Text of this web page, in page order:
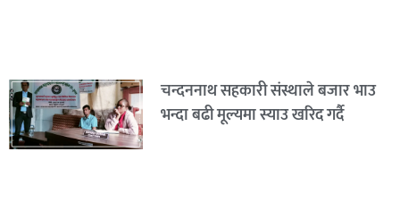
चन्दननाथ सहकारी संस्थाले बजार भाउ
भन्दा बढी मूल्यमा स्याउ खरिद गर्दै